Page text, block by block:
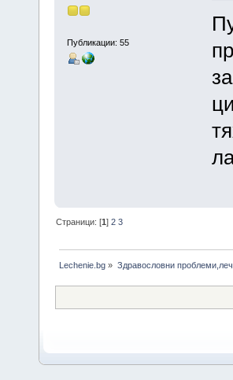
Публикации: 55
Страници: [1]2 3
Lechenie.bg » Здравословни